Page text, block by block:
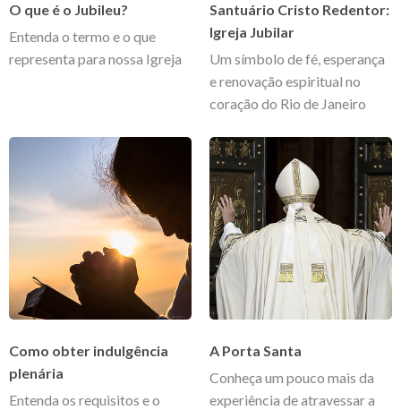
O que é o Jubileu?
Entenda o termo e o que
representa para nossa Igreja
Santuário Cristo Redentor:
Igreja Jubilar
Um símbolo de fé, esperança
e renovação espiritual no
coração do Rio de Janeiro
Como obter indulgência
plenária
Entenda os requisitos e o
A Porta Santa
Conheça um pouco mais da
experiência de atravessar a